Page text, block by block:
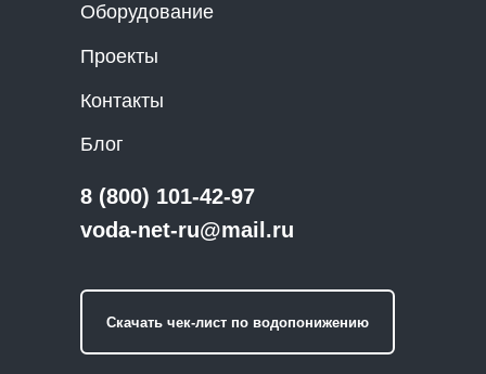
Оборудование
Проекты
Контакты
Блог
Скачать чек-лист по водопонижению
voda-net-ru@mail.ru
8 (800) 101-42-97